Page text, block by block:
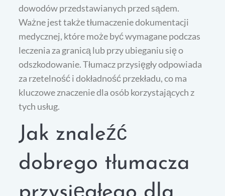
dowodów przedstawianych przed sądem.
Ważne jest także tłumaczenie dokumentacji
medycznej, które może być wymagane podczas
leczenia za granicą lub przy ubieganiu się o
odszkodowanie. Tłumacz przysięgły odpowiada
za rzetelność i dokładność przekładu, co ma
kluczowe znaczenie dla osób korzystających z
tych usług.
Jak znaleźć
dobrego tłumacza